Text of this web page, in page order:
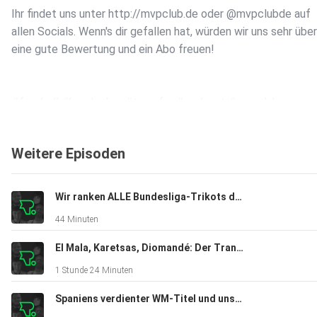
Ihr findet uns unter ⁠⁠http://mvpclub.de⁠⁠ oder @mvpclubde auf
allen Socials. Wenn's dir gefallen hat, würden wir uns sehr über
eine gute Bewertung und ein Abo freuen! ️
Weitere Episoden
Wir ranken ALLE Bundesliga-Trikots der neuen Saison 26/27
44 Minuten
El Mala, Karetsas, Diomandé: Der Transfersommer 2026
1 Stunde 24 Minuten
Spaniens verdienter WM-Titel und unsere Elf des Turniers